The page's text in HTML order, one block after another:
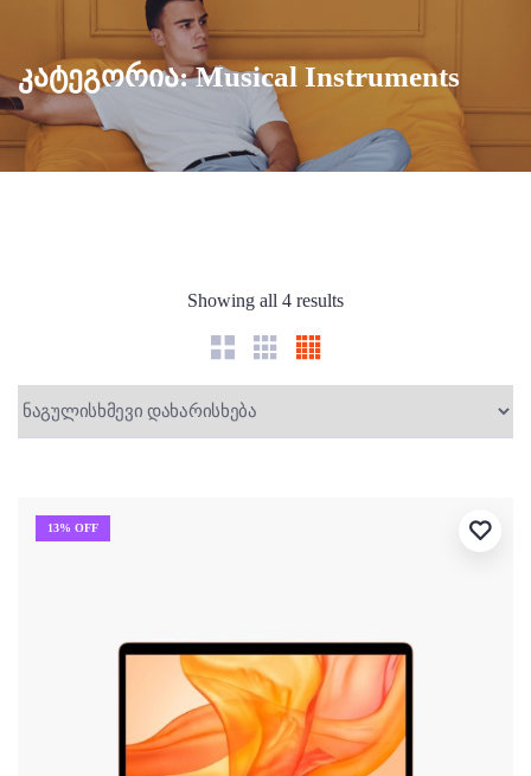
კატეგორია:Musical Instruments
Showing all 4 results
13% OFF